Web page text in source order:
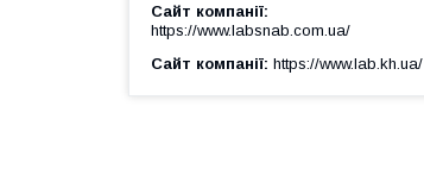
Сайт компанії
https://www.labsnab.com.ua/
Сайт компанії https://www.lab.kh.ua/